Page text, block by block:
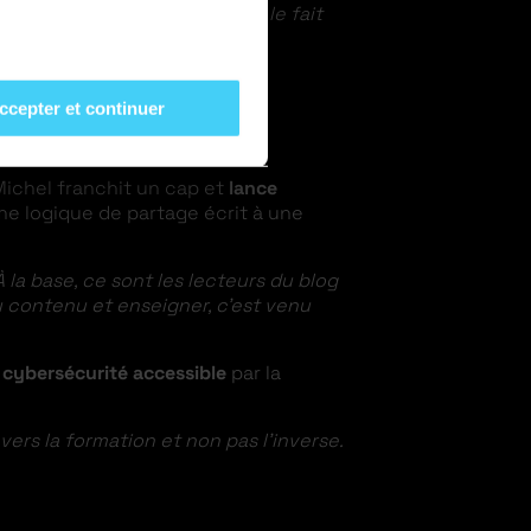
et continuer
choix qui était guidé par le fait
franchit un cap et lance
logique de partage écrit à une
base, ce sont les lecteurs du blog
contenu et enseigner, c’est venu
accessible par la
la formation et non pas l’inverse.